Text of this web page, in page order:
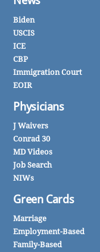
Biden
USCIS
ICE
CBP
Immigration Court
EOIR
Physicians
J Waivers
Conrad 30
MD Videos
Job Search
NIWs
Green Cards
Marriage
Employment-Based
Family-Based